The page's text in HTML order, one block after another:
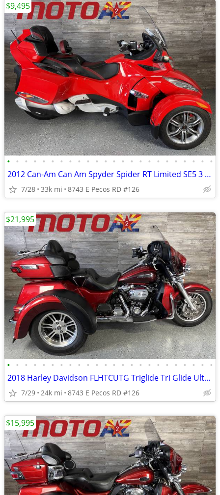
• • • • • • • • • • • • • • • • • • • • • • • •
2012 Can-Am Can Am Spyder Spider RT Limited SE5 3 Wheel Cycle Trike
7/28 33k mi 8743 E Pecos RD #126
$9,495
• • • • • • • • • • • • • • • • • • • • • • • •
2018 Harley Davidson FLHTCUTG Triglide Tri Glide Ultra Classic Trike
7/29 24k mi 8743 E Pecos RD #126
$21,995
$15,995